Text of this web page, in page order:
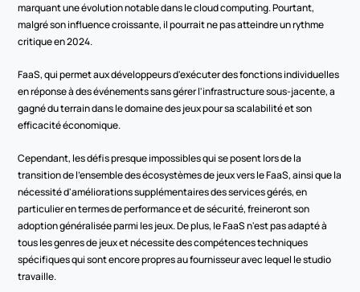
marquant une évolution notable dans le cloud computing. Pourtant,
malgré son influence croissante, il pourrait ne pas atteindre un rythme
critique en 2024.
FaaS, qui permet aux développeurs d'exécuter des fonctions individuelles
en réponse à des événements sans gérer l'infrastructure sous-jacente, a
gagné du terrain dans le domaine des jeux pour sa scalabilité et son
efficacité économique.
Cependant, les défis presque impossibles qui se posent lors de la
transition de l'ensemble des écosystèmes de jeux vers le FaaS, ainsi que la
nécessité d'améliorations supplémentaires des services gérés, en
particulier en termes de performance et de sécurité, freineront son
adoption généralisée parmi les jeux. De plus, le FaaS n'est pas adapté à
tous les genres de jeux et nécessite des compétences techniques
spécifiques qui sont encore propres au fournisseur avec lequel le studio
travaille.